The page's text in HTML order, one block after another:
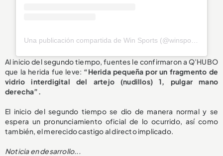
Al inicio del segundo tiempo, fuentes le confirmaron a Q’HUBO
que la herida fue leve: “Herida pequeña por un fragmento de
vidrio interdigital del artejo (nudillos) 1, pulgar mano
derecha”.
El inicio del segundo tiempo se dio de manera normal y se
espera un pronunciamiento oficial de lo ocurrido, así como
también, el merecido castigo al directo implicado.
Noticia en desarrollo...